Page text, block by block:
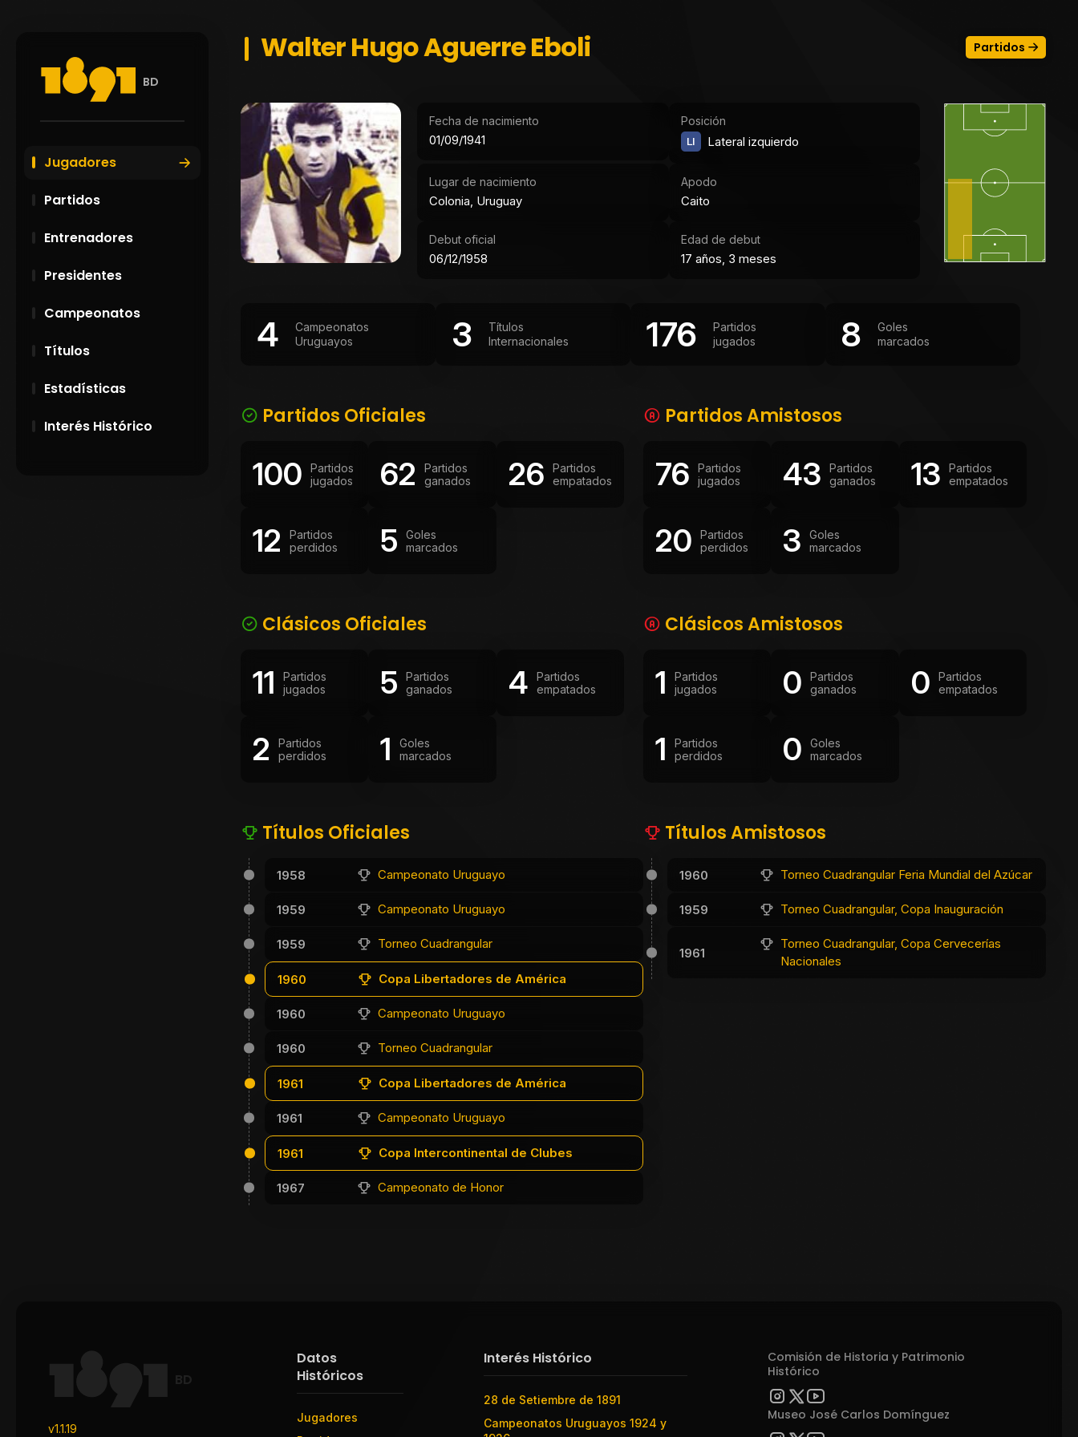
BD
Jugadores
Partidos
Entrenadores
Presidentes
Campeonatos
Títulos
Estadísticas
Interés Histórico
Walter Hugo Aguerre Eboli Partidos
Fecha de nacimiento
01/09/1941
Posición
LI Lateral izquierdo
Lugar de nacimiento
Colonia, Uruguay
Apodo
Caito
Debut oficial
06/12/1958
Edad de debut
17 años, 3 meses
4
Campeonatos
Uruguayos
3
Títulos
Internacionales
176
Partidos
jugados
8
Goles
marcados
Partidos Oficiales
100
Partidos
jugados
62
Partidos
ganados
26
Partidos
empatados
12
Partidos
perdidos
5
Goles
marcados
Partidos Amistosos
76
Partidos
jugados
43
Partidos
ganados
13
Partidos
empatados
20
Partidos
perdidos
3
Goles
marcados
Clásicos Oficiales
11
Partidos
jugados
5
Partidos
ganados
4
Partidos
empatados
2
Partidos
perdidos
1
Goles
marcados
Clásicos Amistosos
1
Partidos
jugados
0
Partidos
ganados
0
Partidos
empatados
1
Partidos
perdidos
0
Goles
marcados
Títulos Oficiales
1958 Campeonato Uruguayo
1959 Campeonato Uruguayo
1959 Torneo Cuadrangular
1960 Copa Libertadores de América
1960 Campeonato Uruguayo
1960 Torneo Cuadrangular
1961 Copa Libertadores de América
1961 Campeonato Uruguayo
1961 Copa Intercontinental de Clubes
1967 Campeonato de Honor
Títulos Amistosos
1960 Torneo Cuadrangular Feria Mundial del Azúcar
1959 Torneo Cuadrangular, Copa Inauguración
1961
Torneo Cuadrangular, Copa Cervecerías
Nacionales
BD
v1.1.19
Datos
Históricos
Jugadores
Interés Histórico
28 de Setiembre de 1891
Campeonatos Uruguayos 1924 y
Comisión de Historia y Patrimonio
Histórico
Museo José Carlos Domínguez